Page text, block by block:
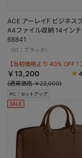
PC セットアップ
ACE アーレイF ビジネス
A4ファイル収納 14イン
68841
（01：ブラック）
【当初価格より 40% OFF！
￥13,200
(通常価格 ￥22,000)
SALE